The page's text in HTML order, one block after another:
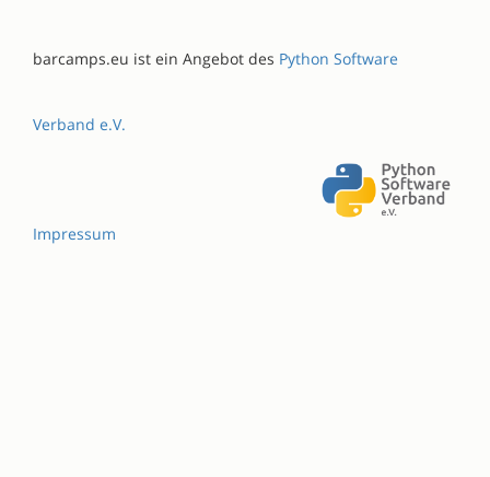
barcamps.eu ist ein Angebot des Python Software
Verband e.V.
Impressum